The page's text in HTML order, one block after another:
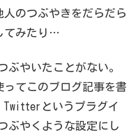
のつぶやきをだらだら
てみたり…
やいたことがない。
てこのブログ記事を書
Twitterというプラグイ
ぶやくような設定にし